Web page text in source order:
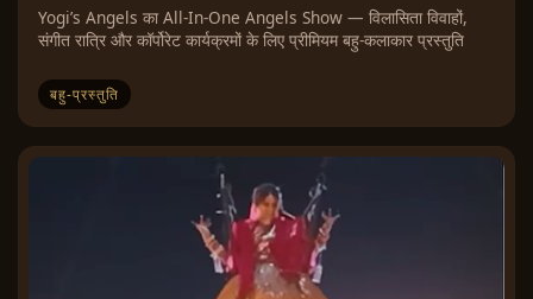
Yogi’s Angels का All-In-One Angels Show — विलासिता विवाहों,
संगीत रात्रि और कॉर्पोरेट कार्यक्रमों के लिए प्रीमियम बहु-कलाकार प्रस्तुति
बहु-प्रस्तुति